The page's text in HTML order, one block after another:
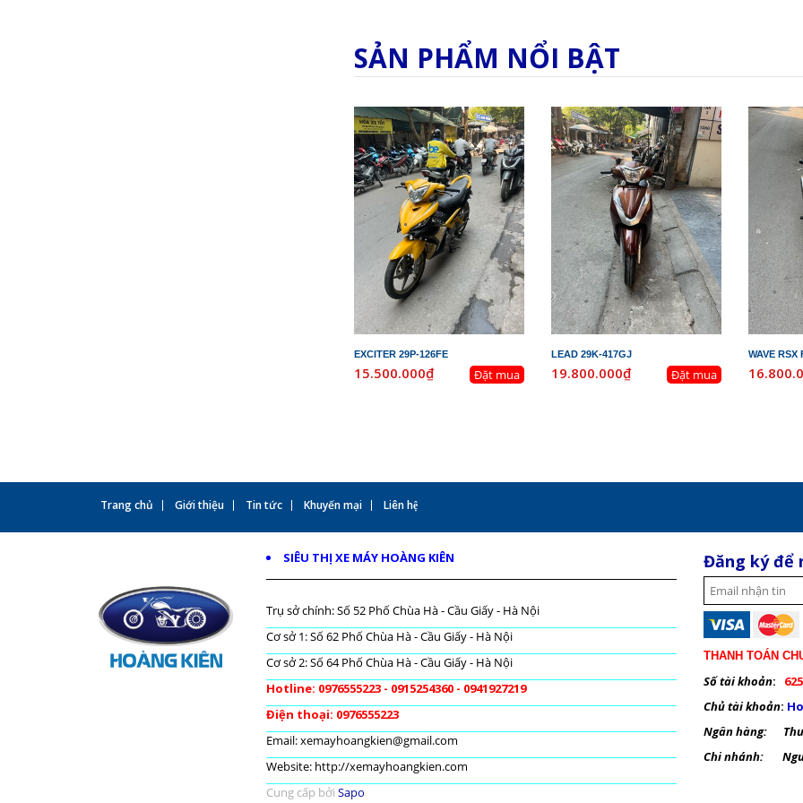
SẢN PHẨM NỔI BẬT
EXCITER 29P-126FE
15.500.000₫ Đặt mua
LEAD 29K-417GJ
19.800.000₫ Đặt mua
WAVE RSX
Trang chủ Giới thiệu Tin tức Khuyến mại Liên hệ
SIÊU THỊ XE MÁY HOÀNG KIÊN
Trụ sở chính: Số 52 Phố Chùa Hà - Cầu Giấy - Hà Nội
Cơ sở 1: Số 62 Phố Chùa Hà - Cầu Giấy - Hà Nội
Cơ sở 2: Số 64 Phố Chùa Hà - Cầu Giấy - Hà Nội
Hotline: 0976555223 - 0915254360 - 0941927219
Điện thoại: 0976555223
Email: xemayhoangkien@gmail.com
Website: http://xemayhoangkien.com
Cung cấp bởi Sapo
Đăng ký để
THANH TOÁN
Số tài khoản:
Chủ tài khoản:
Ngân hàng:
Chi nhánh: